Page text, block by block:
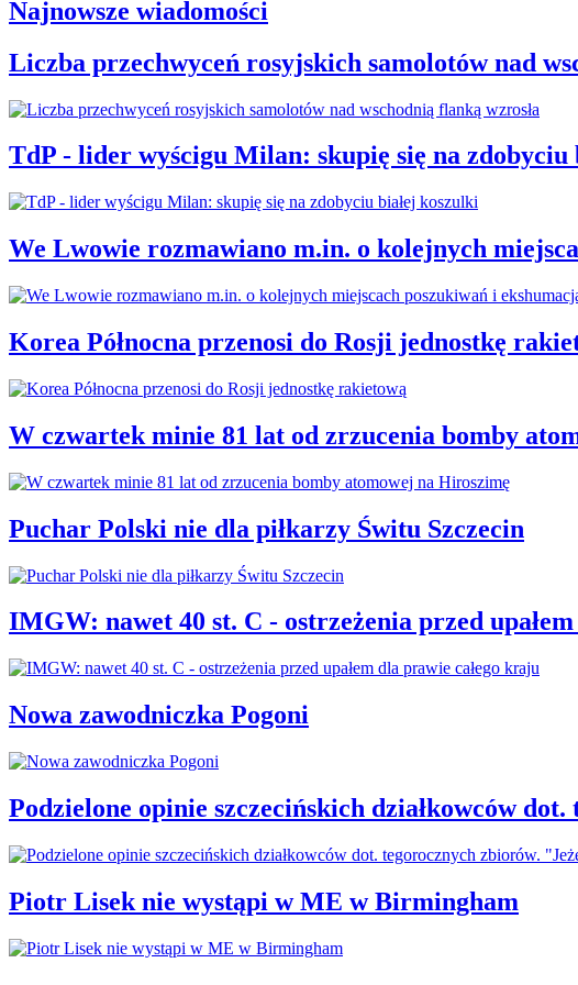
Najnowsze wiadomości
Liczba przechwyceń rosyjskich samolotów nad
TdP - lider wyścigu Milan: skupię się na zdobyciu
We Lwowie rozmawiano m.in. o kolejnych
Korea Północna przenosi do Rosji jednostkę
W czwartek minie 81 lat od zrzucenia bomby
Puchar Polski nie dla piłkarzy Świtu Szczecin
IMGW: nawet 40 st. C - ostrzeżenia przed
Nowa zawodniczka Pogoni
Podzielone opinie szczecińskich działkowców
Piotr Lisek nie wystąpi w ME w Birmingham